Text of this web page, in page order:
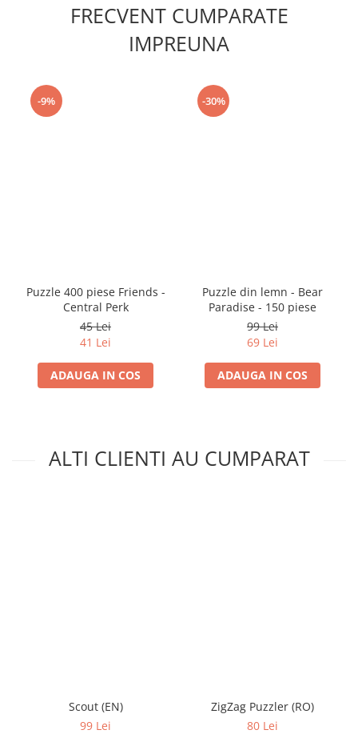
FRECVENT CUMPARATE
IMPREUNA
-9%
Puzzle 400 piese Friends -
Central Perk
45 Lei
41 Lei
ADAUGA IN COS
-30%
Puzzle din lemn - Bear
Paradise - 150 piese
99 Lei
69 Lei
ADAUGA IN COS
ALTI CLIENTI AU CUMPARAT
Scout (EN)
99 Lei
ZigZag Puzzler (RO)
80 Lei